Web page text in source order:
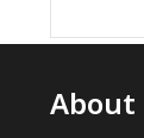
About